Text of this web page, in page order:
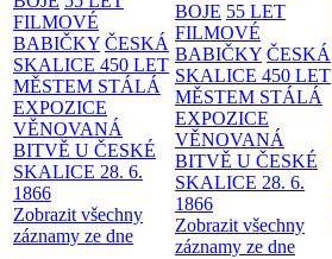
FILMOVÉ
BABIČKY ČESKÁ
SKALICE 450 LET
MĚSTEM STÁLÁ
EXPOZICE
VĚNOVANÁ
BITVĚ U ČESKÉ
SKALICE 28. 6.
1866
Zobrazit všechny
záznamy ze dne
BOJE 55 LET
FILMOVÉ
BABIČKY ČESKÁ
SKALICE 450 LET
MĚSTEM STÁLÁ
EXPOZICE
VĚNOVANÁ
BITVĚ U ČESKÉ
SKALICE 28. 6.
1866
Zobrazit všechny
záznamy ze dne